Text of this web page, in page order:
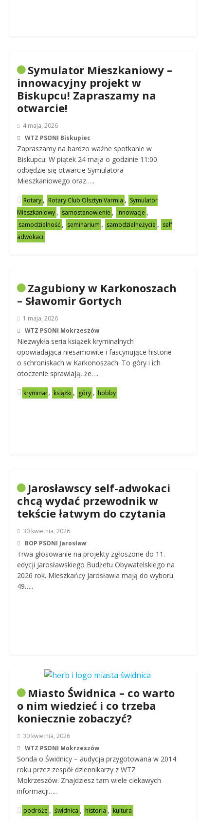
Symulator Mieszkaniowy –
innowacyjny projekt w
Biskupcu! Zapraszamy na
otwarcie!
4 maja, 2026
WTZ PSONI Biskupiec
Zapraszamy na bardzo ważne spotkanie w
Biskupcu. W piątek 24 maja o godzinie 11:00
odbędzie się otwarcie Symulatora
Mieszkaniowego oraz…..
Rotary , Rotary Club Olsztyn Varmia , Symulator
Mieszkaniowy , samostanowienie , innowacje ,
samodzielność , seminarium , samodzielneżycie , self
adwokaci
Zagubiony w Karkonoszach
– Sławomir Gortych
1 maja, 2026
WTZ PSONI Mokrzeszów
Niezwykła seria książek kryminalnych
opowiadająca niesamowite i fascynujące historie
o schroniskach w Karkonoszach. To góry i ich
otoczenie sprawiają, że…..
kryminał , książki , góry , hobby
Jarosławscy self-adwokaci
chcą wydać przewodnik w
tekście łatwym do czytania
30 kwietnia, 2026
BOP PSONI Jarosław
Trwa głosowanie na projekty zgłoszone do 11.
edycji Jarosławskiego Budżetu Obywatelskiego na
2026 rok. Mieszkańcy Jarosławia mają do wyboru
49…..
Miasto Świdnica – co warto
o nim wiedzieć i co trzeba
koniecznie zobaczyć?
30 kwietnia, 2026
WTZ PSONI Mokrzeszów
Sonda o Świdnicy – audycja przygotowana w 2014
roku przez zespół dziennikarzy z WTZ
Mokrzeszów. Znajdziesz tam wiele ciekawych
informacji…..
podroże , świdnica , historia , kultura